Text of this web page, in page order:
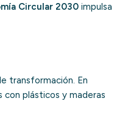
Circular 2030 impulsa
transformación. En
con plásticos y maderas